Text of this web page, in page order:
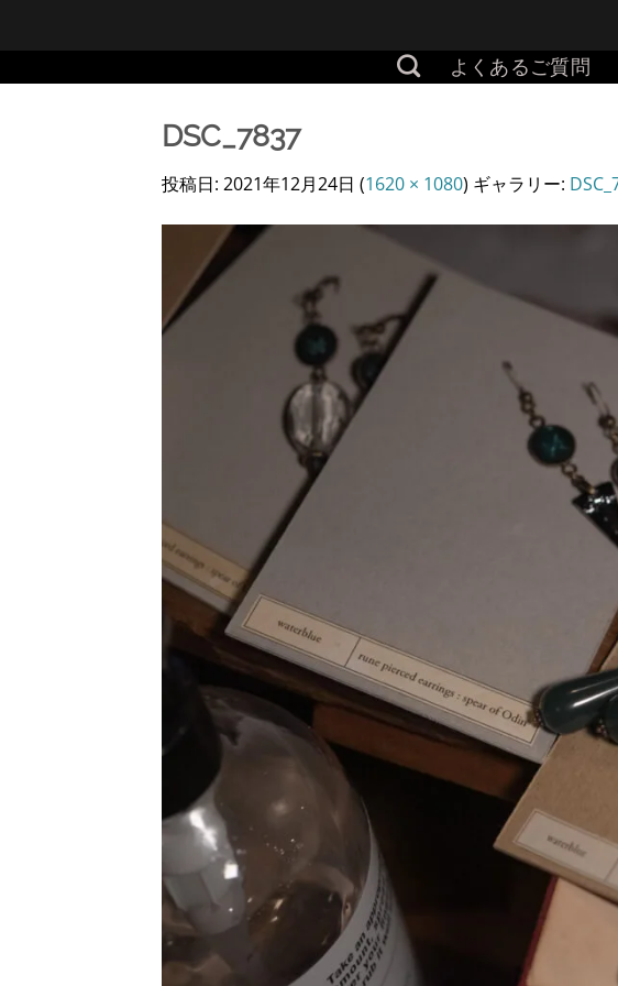
よくあるご質問
DSC_7837
投稿日: 2021年12月24日 (1620 × 1080) ギャラリー: